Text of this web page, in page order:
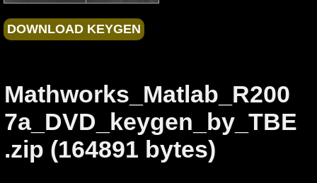
Mathworks_Matlab_R200
7a_DVD_keygen_by_TBE
.zip (164891 bytes)